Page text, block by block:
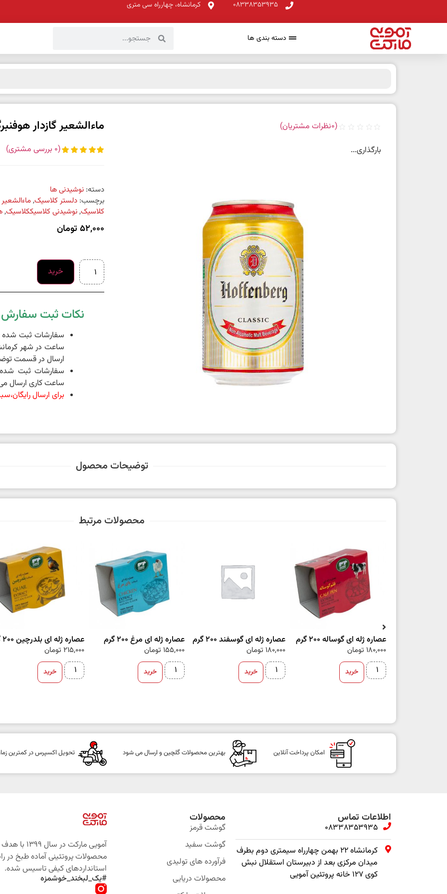
08338353935 کرمانشاه، چهارراه سی متری
دسته بندی ها
(
0نظرات مشتریان)
بارگذاری...
ماءالشعیر گازدار هوفنبرگ
(
0 بررسی مشتری)
دسته: نوشیدنی ها
برچسب: دلستر کلاسیک,ماءالشعیر
کلاسیک,نوشیدنی کلاسیککلاسیک,
52,000 تومان
خرید
نکات ثبت سفارش
ساعت در شهر
ارسال در قسمت
ساعت کاری ارسال
برای ارسال رایگان،سبد خرید
توضیحات محصول
محصولات مرتبط
عصاره ژله ای گوساله 200 گرم
180,000 تومان
خرید
عصاره ژله ای گوسفند 200 گرم
180,000 تومان
خرید
عصاره ژله ای مرغ 200 گرم
155,000 تومان
خرید
عصاره ژله ای بلدرچین 200 گرم
215,000 تومان
خرید
امکان پرداخت آنلاین بهترین محصولات گلچین و ارسال می شود تحویل اکسپرس در کمترین
اطلاعات تماس
08338353935
کرمانشاه ۲۲ بهمن چهارراه سیمتری دوم بطرف
میدان مرکزی بعد از دبیرستان استقلال نبش
کوی ۱۲۷ خانه پروتئین آمویی
محصولات
گوشت قرمز
گوشت سفید
فرآورده های تولیدی
محصولات دریایی
آمویی مارکت در سال
محصولات پروتئینی آماده طبخ در
استانداردهای کیفی تاسیس شده.
#یک_لبخند_خوشمزه